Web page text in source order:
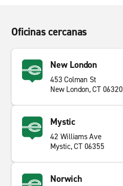
Oficinas cercanas
New London
453 Colman St
New London, CT 06320
Mystic
42 Williams Ave
Mystic, CT 06355
Norwich